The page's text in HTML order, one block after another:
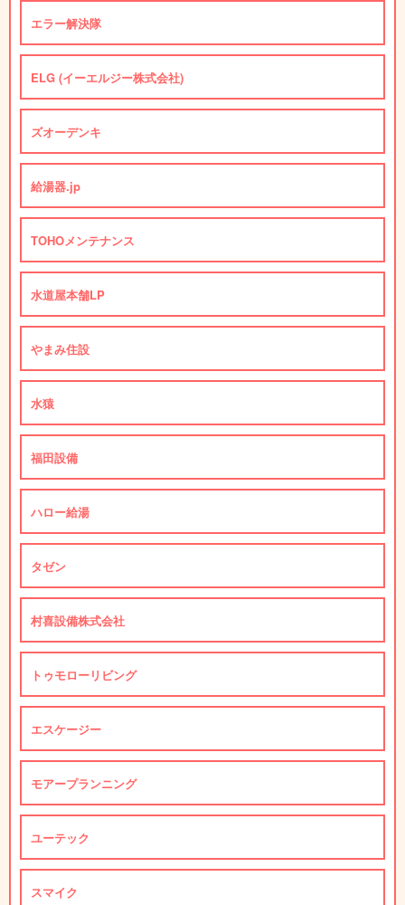
エラー解決隊
ELG (イーエルジー株式会社)
ズオーデンキ
給湯器.jp
TOHOメンテナンス
水道屋本舗LP
やまみ住設
水猿
福田設備
ハロー給湯
タゼン
村喜設備株式会社
トゥモローリビング
エスケージー
モアープランニング
ユーテック
スマイク